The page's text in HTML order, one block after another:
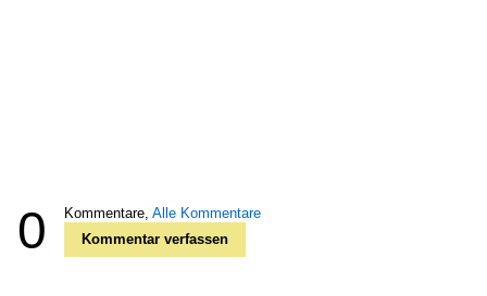
0 Kommentare, Alle Kommentare
Kommentar verfassen